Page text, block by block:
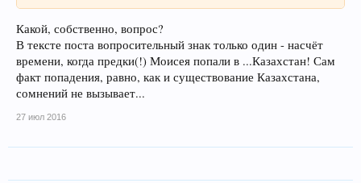
Какой, собственно, вопрос?
В тексте поста вопросительный знак только один - насчёт
времени, когда предки(!) Моисея попали в ...Казахстан! Сам
факт попадения, равно, как и существование Казахстана,
сомнений не вызывает...
27 июл 2016